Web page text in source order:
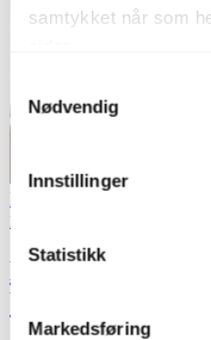
samtykket når som
Nødvendig
Innstillinger
Statistikk
Markedsføring
Lagertømming
Nova Life
Maritza
beige